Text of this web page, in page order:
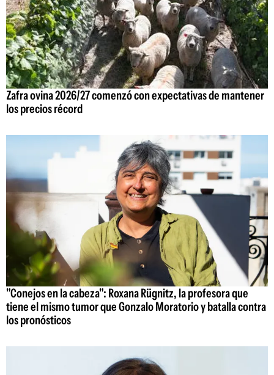
Zafra ovina 2026/27 comenzó con expectativas de mantener
los precios récord
"Conejos en la cabeza": Roxana Rügnitz, la profesora que
tiene el mismo tumor que Gonzalo Moratorio y batalla contra
los pronósticos